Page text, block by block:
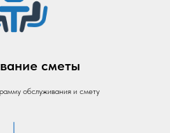
сметы
обслуживания и смету